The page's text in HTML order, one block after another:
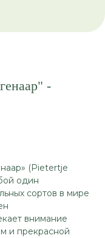
-
(Pietertje
один
сортов в мире
внимание
и прекрасной